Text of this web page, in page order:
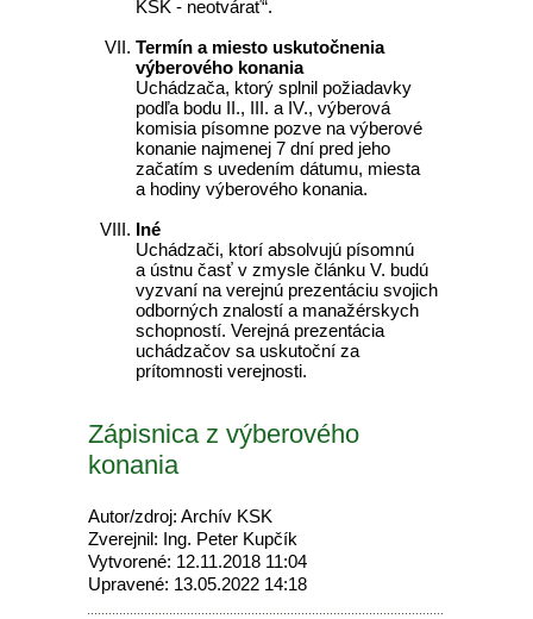
KSK - neotvárať“.
Termín a miesto uskutočnenia
výberového konania
Uchádzača, ktorý splnil požiadavky
podľa bodu II., III. a IV., výberová
komisia písomne pozve na výberové
konanie najmenej 7 dní pred jeho
začatím s uvedením dátumu, miesta
a hodiny výberového konania.
Iné
Uchádzači, ktorí absolvujú písomnú
a ústnu časť v zmysle článku V. budú
vyzvaní na verejnú prezentáciu svojich
odborných znalostí a manažérskych
schopností. Verejná prezentácia
uchádzačov sa uskutoční za
prítomnosti verejnosti.
Zápisnica z výberového
konania
Autor/zdroj: Archív KSK
Zverejnil: Ing. Peter Kupčík
Vytvorené: 12.11.2018 11:04
Upravené: 13.05.2022 14:18